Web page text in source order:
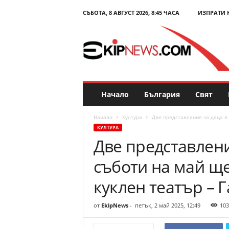
СЪБОТА, 8 АВГУСТ 2026, 8:45 ЧАСА ИЗПРАТИ
E
p
N
и
Начало България Свят
Начало Култура Две представления за деца
КУЛТУРА
Две
съботи на май
куклен театър –
от EkipNews- петък, 2 май 2025, 12:49 103